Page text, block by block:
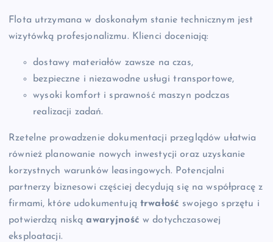
Flota utrzymana w doskonałym stanie technicznym jest
wizytówką profesjonalizmu. Klienci doceniają:
dostawy materiałów zawsze na czas,
bezpieczne i niezawodne usługi transportowe,
wysoki komfort i sprawność maszyn podczas
realizacji zadań.
Rzetelne prowadzenie dokumentacji przeglądów ułatwia
również planowanie nowych inwestycji oraz uzyskanie
korzystnych warunków leasingowych. Potencjalni
partnerzy biznesowi częściej decydują się na współpracę z
firmami, które udokumentujątrwałość swojego sprzętu i
potwierdzą niskąawaryjność w dotychczasowej
eksploatacji.